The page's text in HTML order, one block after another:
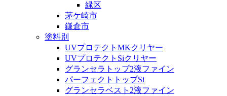
緑区
茅ケ崎市
鎌倉市
塗料別
UVプロテクトMKクリヤー
UVプロテクトSiクリヤー
グランセラトップ2液ファイン
パーフェクトトップSi
グランセラベスト2液ファイン